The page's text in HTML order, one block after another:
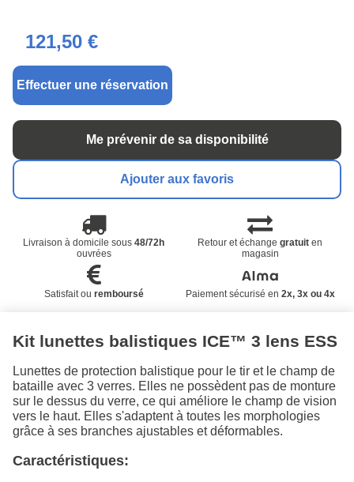
121,50 €
Effectuer une réservation
Me prévenir de sa disponibilité
Ajouter aux favoris
Livraison à domicile sous48/72h
ouvrées
Retour et échangegratuit en
magasin
Satisfait ou remboursé Paiement sécurisé en 2x, 3x ou 4x
Kit lunettes balistiques ICE™ 3 lens ESS
Lunettes de protection balistique pour le tir et le champ de
bataille avec 3 verres. Elles ne possèdent pas de monture
sur le dessus du verre, ce qui améliore le champ de vision
vers le haut. Elles s'adaptent à toutes les morphologies
grâce à ses branches ajustables et déformables.
Caractéristiques: